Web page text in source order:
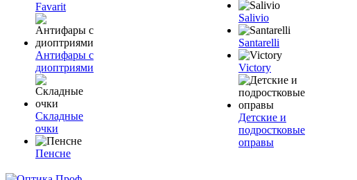
Favarit
Антифары с
диоптриями
Складные
очки
Пенсне
Salivio
Santarelli
Victory
Детские и
подростковые
оправы